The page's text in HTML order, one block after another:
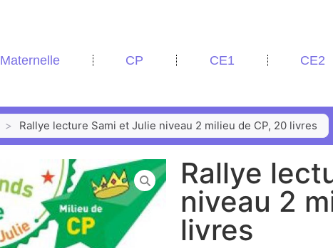
Maternelle CP CE1 CE2
> Rallye lecture Sami et Julie niveau 2 milieu de CP, 20 livres
Rallye
niveau 2
livres